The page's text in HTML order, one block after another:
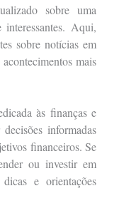
sobre uma
Aqui,
sobre notícias em
mais
às finanças e
informadas
financeiros. Se
ou investir em
e orientações